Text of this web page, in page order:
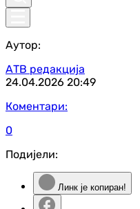
Аутор:
АТВ редакција
24.04.2026 20:49
Коментари:
0
Подијели:
Линк је копиран!